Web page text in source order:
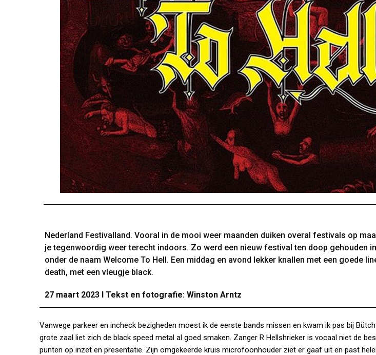
Nederland Festivalland. Vooral in de mooi weer maanden duiken overal festivals op
je tegenwoordig weer terecht indoors. Zo werd een nieuw festival ten doop gehouden
onder de naam Welcome To Hell. Een middag en avond lekker knallen met een goede
death, met een vleugje black.
27 maart 2023 I Tekst en fotografie: Winston Arntz
Vanwege parkeer en incheck bezigheden moest ik de eerste bands missen en kwam ik pas bij
grote zaal liet zich de black speed metal al goed smaken. Zanger R Hellshrieker is vocaal niet de
punten op inzet en presentatie. Zijn omgekeerde kruis microfoonhouder ziet er gaaf uit en past